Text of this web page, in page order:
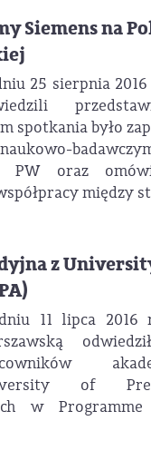
Siemens na
25 sierpnia
spotkania było
PW oraz
między
z
11 lipca 2016
of
w